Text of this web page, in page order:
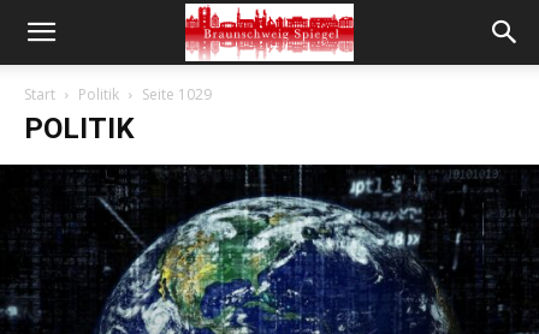
Start Politik Seite 1029
POLITIK